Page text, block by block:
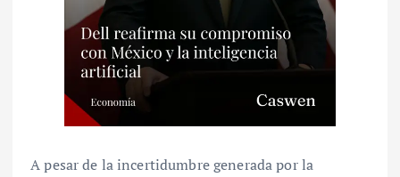
A pesar de la incertidumbre generada por la